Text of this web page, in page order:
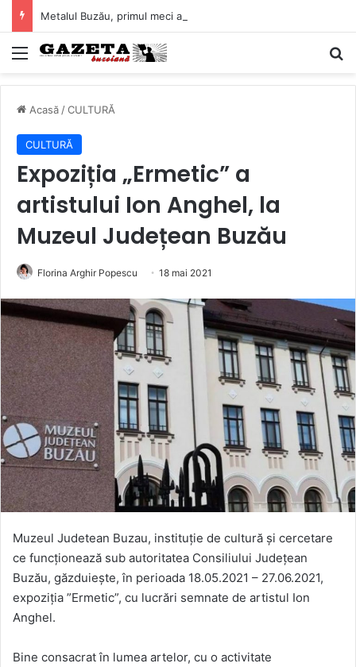
Mediu
Acasă /CULTURĂ
CULTURĂ
Expoziția „Ermetic” a
artistului Ion Anghel, la
Muzeul Județean Buzău
Florina Arghir Popescu 18 mai 2021
Muzeul Judetean Buzau, instituție de cultură și cercetare
ce funcționează sub autoritatea Consiliului Județean
Buzău, găzduiește, în perioada 18.05.2021 – 27.06.2021,
expoziția ”Ermetic”, cu lucrări semnate de artistul Ion
Anghel.
Bine consacrat în lumea artelor, cu o activitate